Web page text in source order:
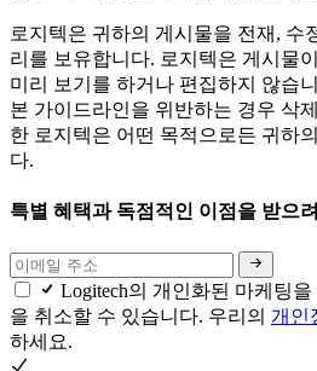
로지텍은 귀하의 게시물을 전재, 수
리를 보유합니다. 로지텍은 게시물
미리 보기를 하거나 편집하지 않습
본 가이드라인을 위반하는 경우 삭
한 로지텍은 어떤 목적으로든 귀하
다.
특별 혜택과 독점적인 이점을 받으
Logitech의 개인화된 마케팅
을 취소할 수 있습니다. 우리의 개인
하세요.